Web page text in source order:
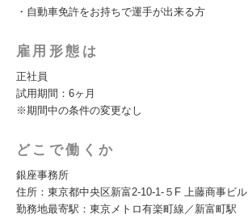
・自動車免許をお持ちで運手が出来る方
雇用形態は
正社員
試用期間：6ヶ月
※期間中の条件の変更なし
どこで働くか
銀座事務所
住所：東京都中央区新富2-10-1-５F 上藤商事ビル
勤務地最寄駅：東京メトロ有楽町線／新富町駅